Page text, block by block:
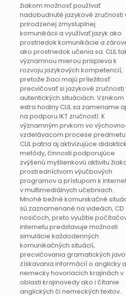
žiakom možnosť používať
nadobudnuté jazykové zručnosti
prirodzenej zmysluplnej
komunikácii a využívať jazyk ako
prostriedok komunikácie a
ako prostriedok učenia sa. CLIL
významnou mierou prispieva k
rozvoju jazykových kompetencií,
pretože žiaci majú príležitosť
precvičovať si jazykové zručnosti
autentických situáciách. Vznikom
extra hodiny CLIL sa zameriame aj
na podporu IKT zručností. K
významným prvkom vo
vzdelávacom procese predmetu
CLIL patria aj aktivizujúce
metódy, činnosti podporujúce
zvýšenú myšlienkovú aktivitu
prostredníctvom výučbových
programov a prístupom k
v multimediálnych učebniach.
Mnohé bežné komunikačné
sú zaznamenané na videách, CD
nosičoch, preto využitie
internetu predstavuje možnosti
simulácie každodenných
komunikačných situácií,
precvičovania gramatických
získavania informácií o anglicky a
nemecky hovoriacich krajinách v
oblasti krajinovedy ako i čítanie
anglických či nemeckých textov.